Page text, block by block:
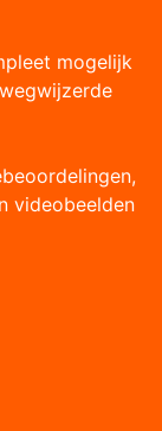
mogelijk
videobeelden